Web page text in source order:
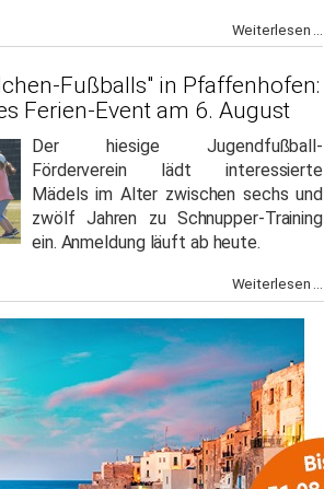
Weiterlesen ...
Fußballs" in Pfaffenhofen:
Ferien-Event am 6. August
Der hiesige Jugendfußball-
Förderverein lädt interessierte
Mädels im Alter zwischen sechs und
zwölf Jahren zu Schnupper-Training
ein. Anmeldung läuft ab heute.
Weiterlesen ...